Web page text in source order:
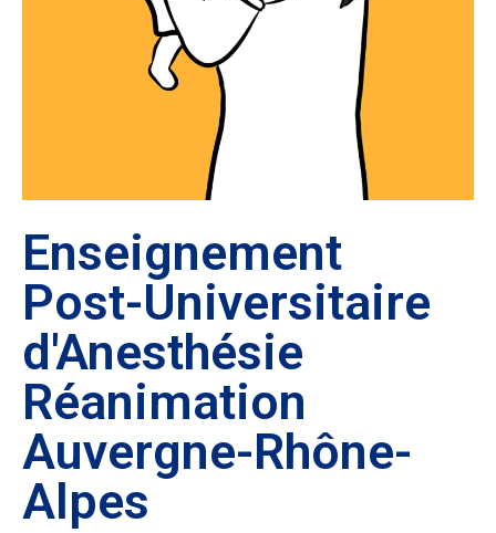
Enseignement
Post-Universitaire
d'Anesthésie
Réanimation
Auvergne-Rhône-
Alpes